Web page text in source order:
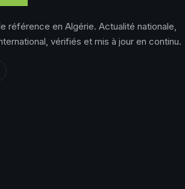
référence en Algérie. Actualité nationale,
vérifiés et mis à jour en continu.